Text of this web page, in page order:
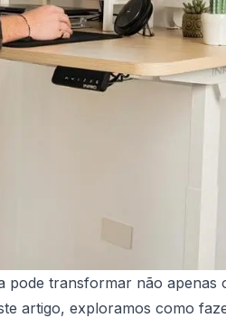
pode transformar não apenas
artigo, exploramos como